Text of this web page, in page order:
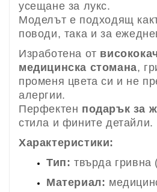
усещане за лукс.
Моделът е подходящ
поводи, така и за
Изработена от
медицинска стомана,
променя цвета си и не
алергии.
Перфектен подарък за
стила и фините детайли.
Характеристики:
Тип: твърда гривна
Материал: